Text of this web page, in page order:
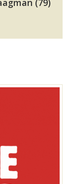
(79)